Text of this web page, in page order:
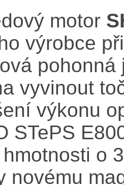
motor
výrobce
vyvinout
výkonu
STePS
o
novému